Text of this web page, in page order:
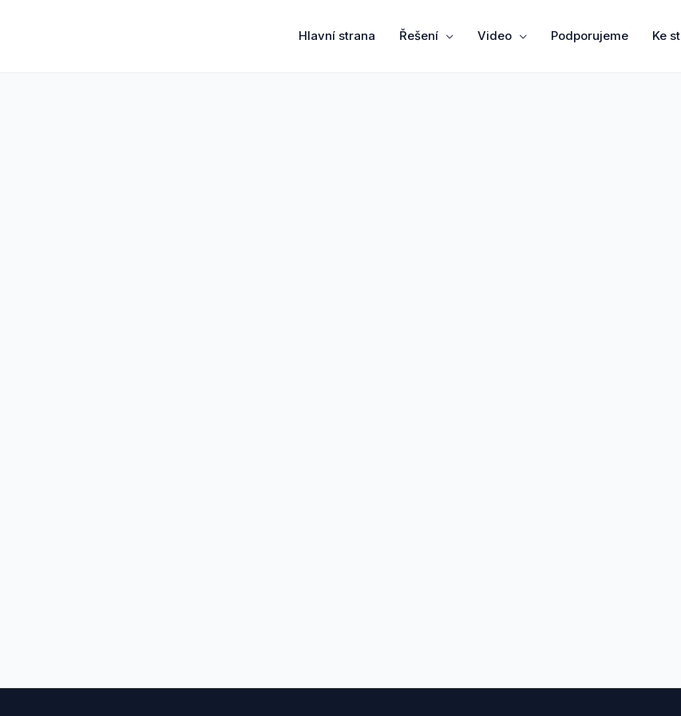
Hlavní strana Řešení Video Podporujeme Ke